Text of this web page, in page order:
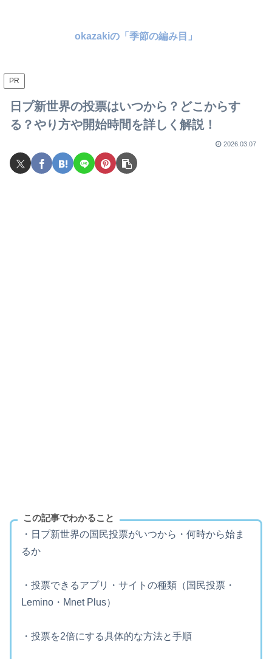
okazakiの「季節の編み目」
PR
日プ新世界の投票はいつから？どこからす
る？やり方や開始時間を詳しく解説！
2026.03.07
この記事でわかること
・日プ新世界の国民投票がいつから・何時から始ま
るか
・投票できるアプリ・サイトの種類（国民投票・
Lemino・Mnet Plus）
・投票を2倍にする具体的な方法と手順